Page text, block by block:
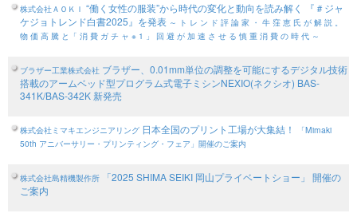
株式会社ＡＯＫＩ “働く女性の服装”から時代の変化と動向を読み解く 『＃ジャ
ケジョトレンド白書2025』を発表 ～ ト レ ン ド 評 論 家 ・ 牛 窪 恵 氏 が 解 説 。
物 価 高 騰 と「 消 費 ガ チ ャ ※ 1 」 回 避 が 加 速 さ せ る 慎 重 消 費 の 時 代 ～
ブラザー工業株式会社 ブラザー、0.01mm単位の調整を可能にするデジタル技術
搭載のアームベッド型プログラム式電子ミシンNEXIO(ネクシオ) BAS-
341K/BAS-342K 新発売
株式会社ミマキエンジニアリング 日本全国のプリント工場が大集結！
「Mimaki
50th アニバーサリー・プリンティング・フェア」開催のご案内
株式会社島精機製作所 「2025 SHIMA SEIKI 岡山プライベートショー」 開催の
ご案内